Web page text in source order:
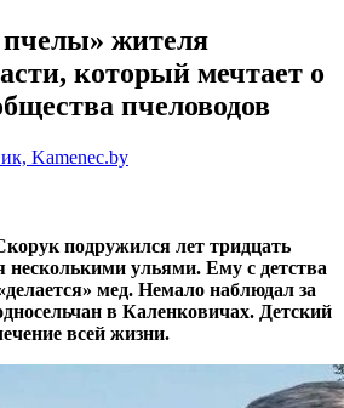
жителя
который мечтает о
пчеловодов
Kamenec.by
подружился лет тридцать
несколькими ульями. Ему с детства
мед. Немало наблюдал за
в Каленковичах. Детский
всей жизни.